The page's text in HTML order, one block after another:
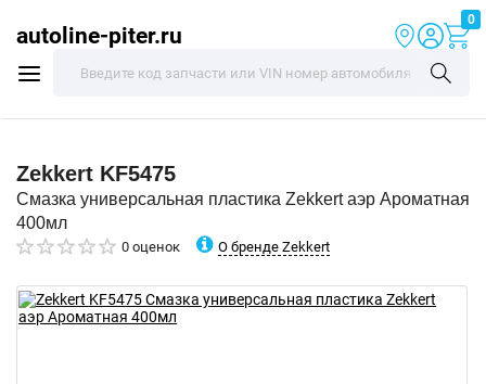
autoline-piter.ru
0
Zekkert KF5475
Смазка универсальная пластика Zekkert аэр Ароматная
400мл
0 оценок О бренде Zekkert